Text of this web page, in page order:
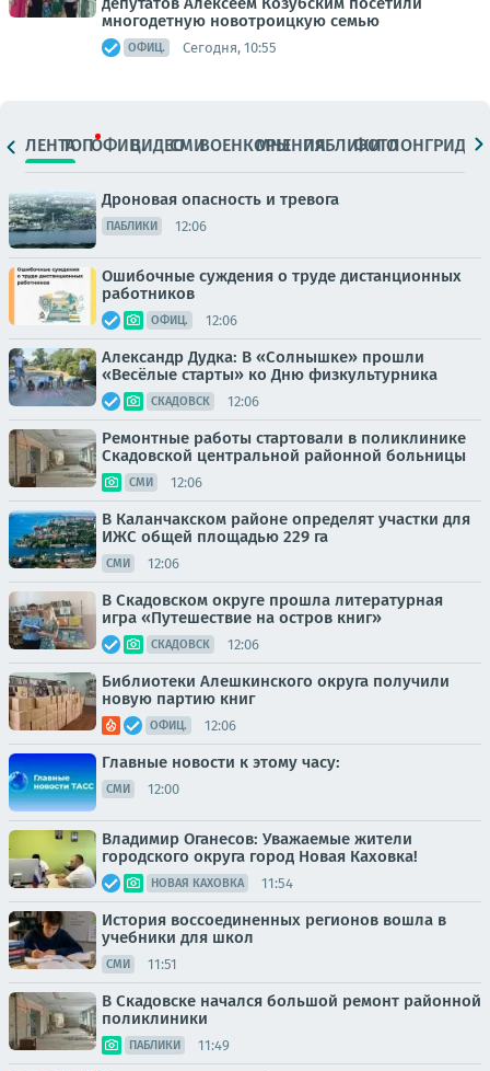
многодетную новотроицкую семью
ОФИЦ. Сегодня, 10:55
ЛЕНТАТОПОФИЦ.ВИДЕОСМИВОЕНКОРЫМНЕНИЯПАБЛИКИ
ФОТОЛОНГРИДЫ
Дроновая опасность и тревога
ПАБЛИКИ 12:06
Ошибочные суждения о труде дистанционных
работников
ОФИЦ. 12:06
Александр Дудка: В «Солнышке» прошли
«Весёлые старты» ко Дню физкультурника
СКАДОВСК 12:06
Ремонтные работы стартовали в поликлинике
Скадовской центральной районной больницы
СМИ 12:06
В Каланчакском районе определят участки для
ИЖС общей площадью 229 га
СМИ 12:06
В Скадовском округе прошла литературная
игра «Путешествие на остров книг»
СКАДОВСК 12:06
Библиотеки Алешкинского округа получили
новую партию книг
ОФИЦ. 12:06
Главные новости к этому часу:
СМИ 12:00
Владимир Оганесов: Уважаемые жители
городского округа город Новая Каховка!
НОВАЯ КАХОВКА 11:54
История воссоединенных регионов вошла в
учебники для школ
СМИ 11:51
В Скадовске начался большой ремонт районной
поликлиники
ПАБЛИКИ 11:49